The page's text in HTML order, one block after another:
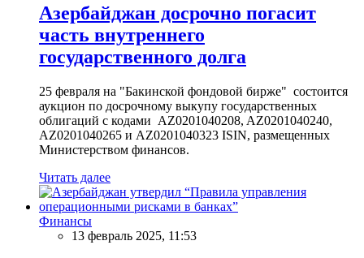
Азербайджан досрочно погасит
часть внутреннего
государственного долга
25 февраля на "Бакинской фондовой бирже" состоится
аукцион по досрочному выкупу государственных
облигаций с кодами AZ0201040208, AZ0201040240,
AZ0201040265 и AZ0201040323 ISIN, размещенных
Министерством финансов.
Читать далее
Финансы
13 февраль 2025, 11:53